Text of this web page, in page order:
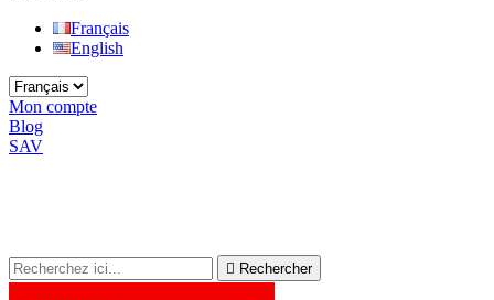
Français
English
Mon compte
Blog
SAV
 Rechercher